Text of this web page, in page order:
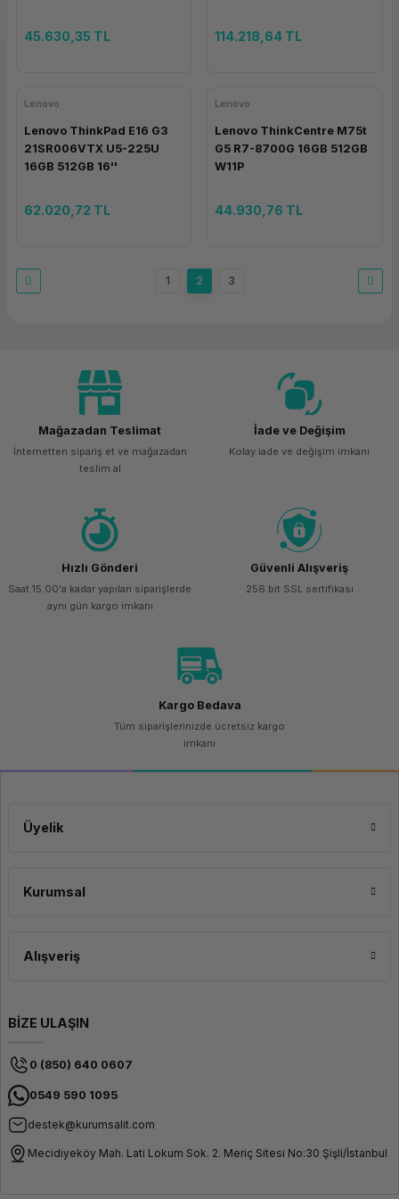
45.630,35 TL 114.218,64 TL
Lenovo
Lenovo ThinkPad E16 G3
21SR006VTX U5-225U
16GB 512GB 16''
62.020,72 TL
Lenovo
Lenovo ThinkCentre M75t
G5 R7-8700G 16GB 512GB
W11P
44.930,76 TL
1 2 3
Mağazadan Teslimat
İnternetten sipariş et ve mağazadan
teslim al
İade ve Değişim
Kolay iade ve değişim imkanı
Hızlı Gönderi
Saat 15.00'a kadar yapılan siparişlerde
aynı gün kargo imkanı
Güvenli Alışveriş
256 bit SSL sertifikası
Kargo Bedava
Tüm siparişlerinizde ücretsiz kargo
imkanı
Üyelik
Kurumsal
Alışveriş
BİZE ULAŞIN
0 (850) 640 0607
0549 590 1095
destek@kurumsalit.com
Mecidiyeköy Mah. Lati Lokum Sok. 2. Meriç Sitesi No:30 Şişli/İstanbul